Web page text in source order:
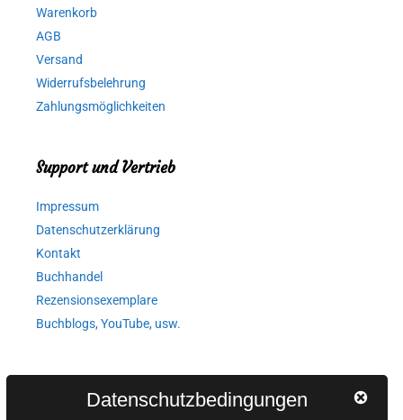
Warenkorb
AGB
Versand
Widerrufsbelehrung
Zahlungsmöglichkeiten
Support und Vertrieb
Impressum
Datenschutzerklärung
Kontakt
Buchhandel
Rezensionsexemplare
Buchblogs, YouTube, usw.
Datenschutzbedingungen